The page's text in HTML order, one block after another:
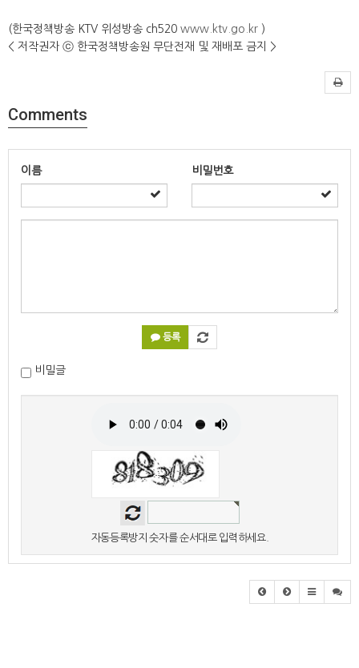
(한국정책방송 KTV 위성방송 ch520 www.ktv.go.kr )
< 저작권자 ⓒ 한국정책방송원 무단전재 및 재배포 금지 >
Comments
이름 비밀번호
등록
비밀글
자동등록방지 숫자를 순서대로 입력하세요.